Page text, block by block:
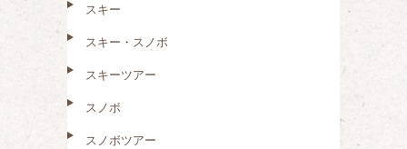
スキー
スキー・スノボ
スキーツアー
スノボ
スノボツアー